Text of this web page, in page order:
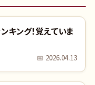
キング！覚えていま
📅 2026.04.13